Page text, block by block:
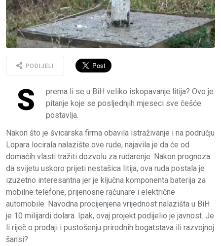
PODIJELI
S
prema li se u BiH veliko iskopavanje litija? Ovo je
pitanje koje se posljednjih mjeseci sve češće
postavlja.
Nakon što je švicarska firma obavila istraživanje i na području
Lopara locirala nalazište ove rude, najavila je da će od
domaćih vlasti tražiti dozvolu za rudarenje. Nakon prognoza
da svijetu uskoro prijeti nestašica litija, ova ruda postala je
izuzetno interesantna jer je ključna komponenta baterija za
mobilne telefone, prijenosne računare i električne
automobile. Navodna procijenjena vrijednost nalazišta u BiH
je 10 milijardi dolara. Ipak, ovaj projekt podijelio je javnost. Je
li riječ o prodaji i pustošenju prirodnih bogatstava ili razvojnoj
šansi?